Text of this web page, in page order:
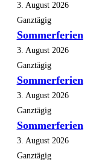
3. August 2026
Ganztägig
Sommerferien
3. August 2026
Ganztägig
Sommerferien
3. August 2026
Ganztägig
Sommerferien
3. August 2026
Ganztägig